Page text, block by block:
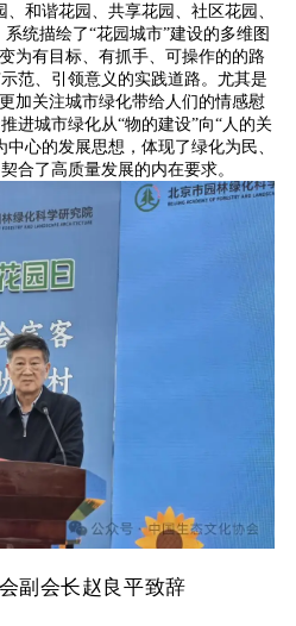
和谐花园、共享花园、社区花园、
统描绘了“花园城市”建设的多维图
为有目标、有抓手、可操作的的路
范、引领意义的实践道路。尤其是
加关注城市绿化带给人们的情感慰
进城市绿化从“物的建设”向“人的关
心的发展思想，体现了绿化为民、
合了高质量发展的内在要求。
副会长赵良平致辞